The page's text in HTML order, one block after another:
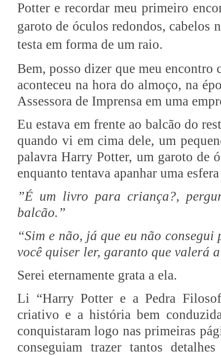
Potter e recordar meu primeiro
garoto de óculos redondos, cabelos
testa em forma de um raio.
Bem, posso dizer que meu
aconteceu na hora do almoço, na
Assessora de Imprensa em uma
Eu estava em frente ao balcão do
quando vi em cima dele, um
palavra Harry Potter, um garoto de
enquanto tentava apanhar uma
”É um livro para criança?,
balcão.”
“Sim e não, já que eu não
você quiser ler, garanto que valerá
Serei eternamente grata a ela.
Li “Harry Potter e a Pedra
criativo e a história bem
conquistaram logo nas primeiras
conseguiam trazer tantos